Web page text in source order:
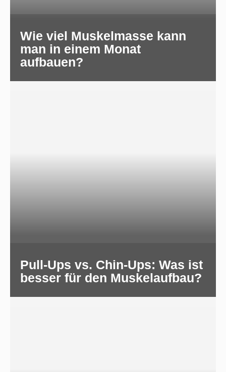
Wie viel Muskelmasse kann
man in einem Monat
aufbauen?
Pull-Ups vs. Chin-Ups: Was ist
besser für den Muskelaufbau?